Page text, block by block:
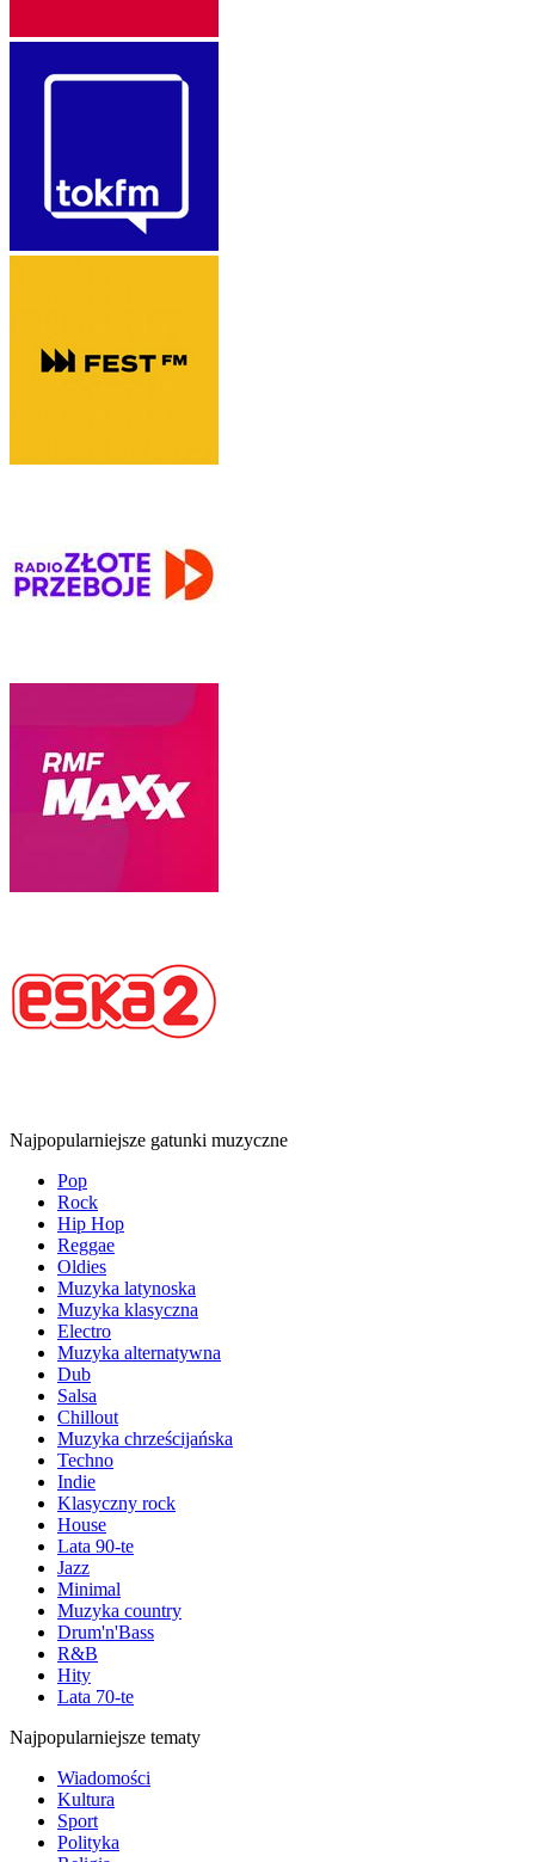
Najpopularniejsze gatunki muzyczne
Pop
Rock
Hip Hop
Reggae
Oldies
Muzyka latynoska
Muzyka klasyczna
Electro
Muzyka alternatywna
Dub
Salsa
Chillout
Muzyka chrześcijańska
Techno
Indie
Klasyczny rock
House
Lata 90-te
Jazz
Minimal
Muzyka country
Drum'n'Bass
R&B
Hity
Lata 70-te
Najpopularniejsze tematy
Wiadomości
Kultura
Sport
Polityka